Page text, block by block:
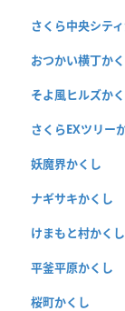
さくら中央シテ
おつかい横丁か
そよ風ヒルズか
さくらEXツリー
妖魔界かくし
ナギサキかくし
けまもと村かくし
平釜平原かくし
桜町かくし